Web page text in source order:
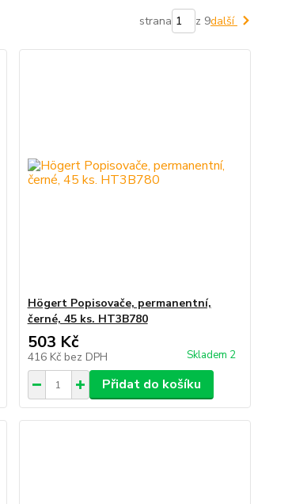
strana z 9další
Högert Popisovače, permanentní,
černé, 45 ks. HT3B780
503 Kč
416 Kč bez DPH Skladem 2
Přidat do košíku